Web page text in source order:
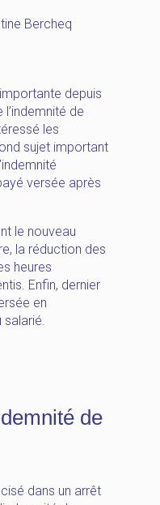
Bercheq
depuis
l’indemnité de
les
sujet important
versée après
le nouveau
la réduction des
heures
Enfin, dernier
en
salarié.
de
dans un arrêt